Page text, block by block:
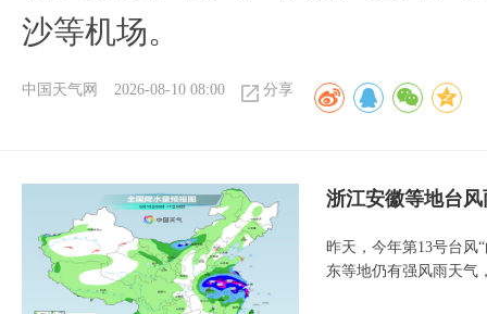
沙等机场。
中国天气网 2026-08-10 08:00 分享
浙江安徽等地台
昨天，今年第13号台风
东等地仍有强风雨天气